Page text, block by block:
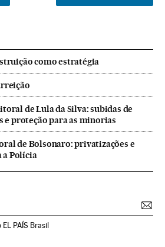
como estratégia
de Lula da Silva: subidas de
e proteção para as minorias
de Bolsonaro: privatizações e
a Polícia
PAÍS Brasil